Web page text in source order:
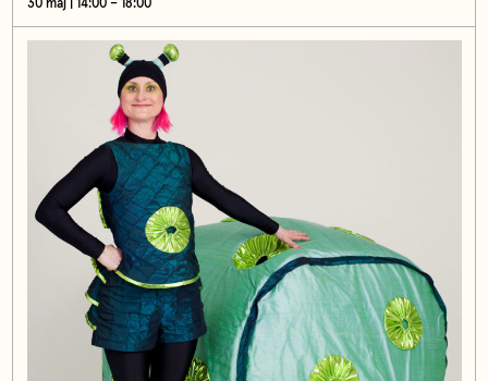
30 maj | 14:00 – 18:00